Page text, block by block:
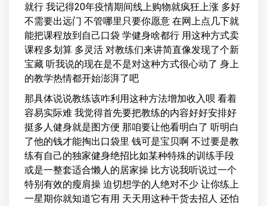
就行 我记得20年疫情期间线上购物就疯狂上涨 多好
不需要出远门 不管哪里只要你愿意 在网上点几下就
能把课程放到自己口袋 学健身啥都行 用这种方式卖
课程多划算 多灵活 对教练们来讲简直像发现了个新
宝藏 听我说的现在是不是对这种方式很心动了 身上
的教学热情都开始澎湃了吧
那具体说说教练该咋利用这种方法增加收入呗 看着
容易实际难 我觉得首先要把教练的内容好好安排好
挺多人健身就是图方便 那咱要让他看明白了 听明白
了他的钱才能掏出口袋里 钱可是宝贝啊 不过要是教
练有自己的独家健身绝招比如某种特殊的训练手段
或是一整套适合懒人的居家操 比方说我听说过一个
特别有效的瘦肩操 迫切想学的人绝对不少 让你练上
一星期你就知道它有用 天天用这种干货去招人 还怕